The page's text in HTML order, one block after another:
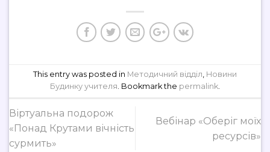
This entry was posted in Методичний відділ, Новини
Будинку учителя. Bookmark the permalink.
Віртуальна подорож
«Понад Крутами вічність
сурмить»
Вебінар «Оберіг моїх
ресурсів»